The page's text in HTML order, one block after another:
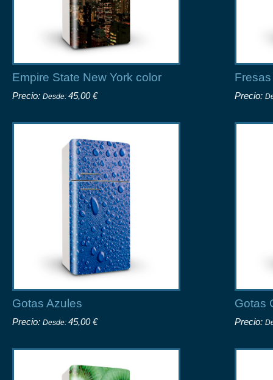
Empire State New York color
Precio: Desde: 45,00 €
Fresas
Precio:
Gotas Azules
Precio: Desde: 45,00 €
Gotas
Precio: